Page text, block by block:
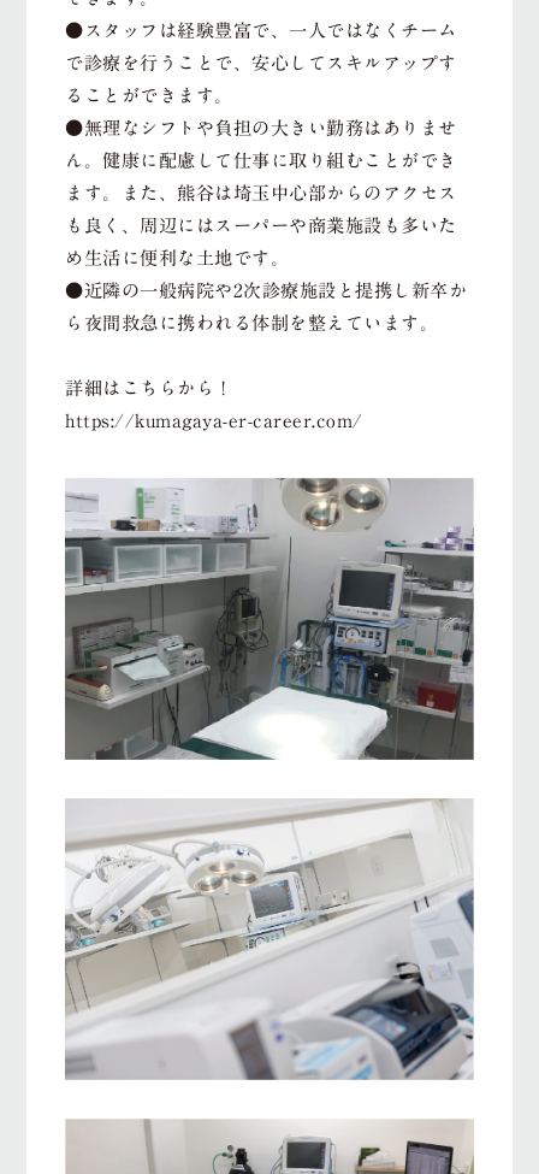
●スタッフは経験豊富で、一人ではなくチーム
で診療を行うことで、安心してスキルアップす
ることができます。
●無理なシフトや負担の大きい勤務はありませ
ん。健康に配慮して仕事に取り組むことができ
ます。また、熊谷は埼玉中心部からのアクセス
も良く、周辺にはスーパーや商業施設も多いた
め生活に便利な土地です。
●近隣の一般病院や2次診療施設と提携し新卒か
ら夜間救急に携われる体制を整えています。
詳細はこちらから！
https://kumagaya-er-career.com/